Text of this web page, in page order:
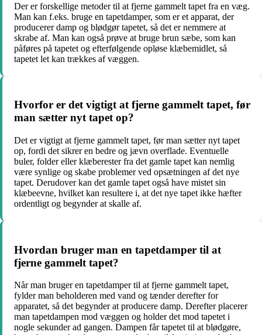
Der er forskellige metoder til at fjerne gammelt tapet fra en væg.
Man kan f.eks. bruge en tapetdamper, som er et apparat, der
producerer damp og blødgør tapetet, så det er nemmere at
skrabe af. Man kan også prøve at bruge brun sæbe, som kan
påføres på tapetet og efterfølgende opløse klæbemidlet, så
tapetet let kan trækkes af væggen.
Hvorfor er det vigtigt at fjerne gammelt tapet, før
man sætter nyt tapet op?
Det er vigtigt at fjerne gammelt tapet, før man sætter nyt tapet
op, fordi det sikrer en bedre og jævn overflade. Eventuelle
buler, folder eller klæberester fra det gamle tapet kan nemlig
være synlige og skabe problemer ved opsætningen af det nye
tapet. Derudover kan det gamle tapet også have mistet sin
klæbeevne, hvilket kan resultere i, at det nye tapet ikke hæfter
ordentligt og begynder at skalle af.
Hvordan bruger man en tapetdamper til at
fjerne gammelt tapet?
Når man bruger en tapetdamper til at fjerne gammelt tapet,
fylder man beholderen med vand og tænder derefter for
apparatet, så det begynder at producere damp. Derefter placerer
man tapetdampen mod væggen og holder det mod tapetet i
nogle sekunder ad gangen. Dampen får tapetet til at blødgøre,